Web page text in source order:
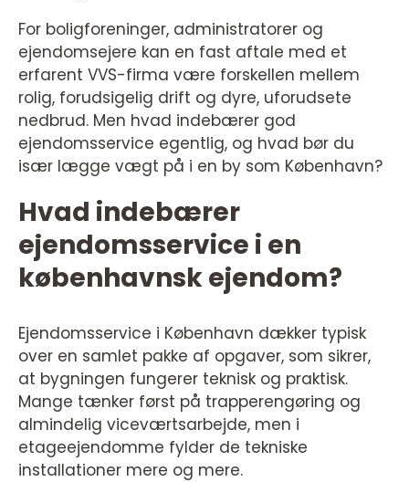
For boligforeninger, administratorer og
ejendomsejere kan en fast aftale med et
erfarent VVS-firma være forskellen mellem
rolig, forudsigelig drift og dyre, uforudsete
nedbrud. Men hvad indebærer god
ejendomsservice egentlig, og hvad bør du
især lægge vægt på i en by som København?
Hvad indebærer
ejendomsservice i en
københavnsk ejendom?
Ejendomsservice i København dækker typisk
over en samlet pakke af opgaver, som sikrer,
at bygningen fungerer teknisk og praktisk.
Mange tænker først på trapperengøring og
almindelig viceværtsarbejde, men i
etageejendomme fylder de tekniske
installationer mere og mere.